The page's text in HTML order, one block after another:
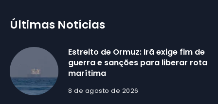
Últimas Notícias
Estreito de Ormuz: Irã exige fim de
guerra e sanções para liberar rota
marítima
8 de agosto de 2026